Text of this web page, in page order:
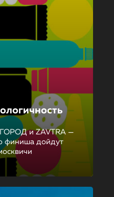
и ZAVTRA —
финиша дойдут